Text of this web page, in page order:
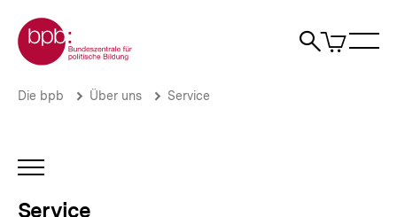
zum
Seiteninhalt
springen
Zur Startseite der bpb
Suche
Artikel
im
Datenschutzerklärung
Serviceangebote
der
Brotkrümelnavigation
Pfadnavigation
Die bpb Über uns Service
INHALTSNAVIGATION
Service